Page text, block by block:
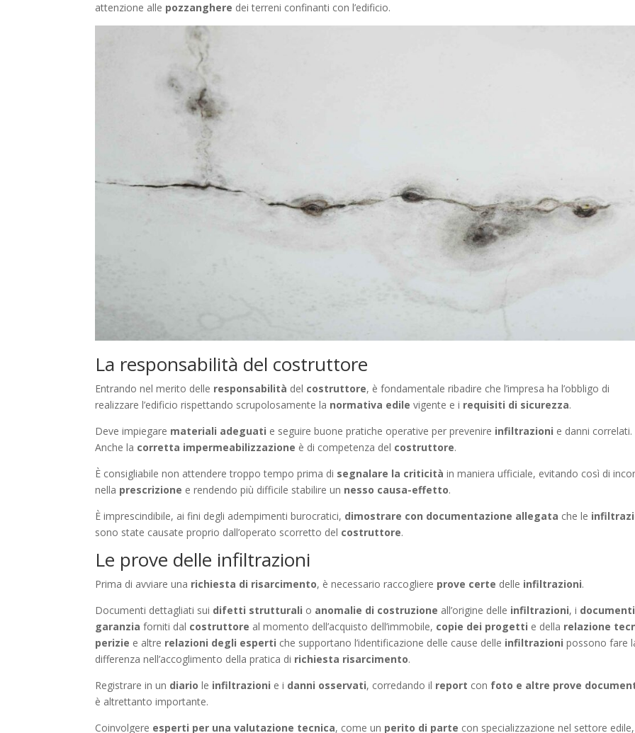
attenzione alle pozzanghere dei terreni confinanti con l’edificio.
La responsabilità del costruttore
Entrando nel merito delle responsabilità del costruttore, è fondamentale ribadire che l’impresa ha l’obbligo di
realizzare l’edificio rispettando scrupolosamente la normativa edile vigente e i requisiti di sicurezza.
Deve impiegare materiali adeguati e seguire buone pratiche operative per prevenire infiltrazioni e danni correlati.
Anche la corretta impermeabilizzazione è di competenza del costruttore.
È consigliabile non attendere troppo tempo prima di segnalare la criticità in maniera ufficiale, evitando così di
nella prescrizione e rendendo più difficile stabilire un nesso causa-effetto.
È imprescindibile, ai fini degli adempimenti burocratici, dimostrare con documentazione allegata che le
sono state causate proprio dall’operato scorretto del costruttore.
Le prove delle infiltrazioni
Prima di avviare una richiesta di risarcimento, è necessario raccogliere prove certe delle infiltrazioni.
Documenti dettagliati sui difetti strutturali o anomalie di costruzione all’origine delle infiltrazioni, i
garanzia forniti dal costruttore al momento dell’acquisto dell’immobile, copie dei progetti e della relazione
perizie e altre relazioni degli esperti che supportano l’identificazione delle cause delle infiltrazioni possono fare
differenza nell’accoglimento della pratica di richiesta risarcimento.
Registrare in un diario le infiltrazioni e i danni osservati, corredando il report con foto e altre prove
è altrettanto importante.
Coinvolgere esperti per una valutazione tecnica, come un perito di parte con specializzazione nel settore